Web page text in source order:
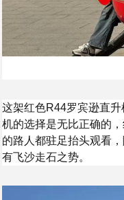
这架红色R44罗宾逊直
机的选择是无比正确的
的路人都驻足抬头观看
有飞沙走石之势。